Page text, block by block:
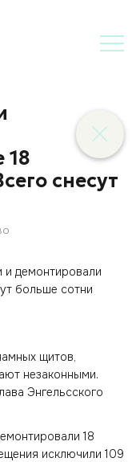
18
снесут
щитов,
незаконными.
Энгельсского
18
исключили 109